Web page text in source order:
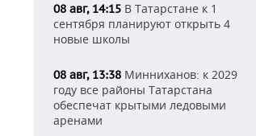
08 авг, 14:15 В Татарстане к 1
сентября планируют открыть 4
новые школы
08 авг, 13:38 Минниханов: к 2029
году все районы Татарстана
обеспечат крытыми ледовыми
аренами